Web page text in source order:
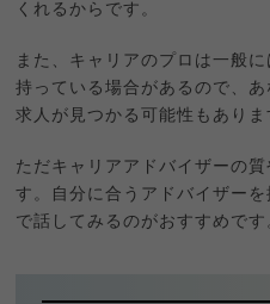
くれるからです。
また、キャリアのプロは一般
持っている場合があるので、
求人が見つかる可能性もありま
ただキャリアアドバイザーの
す。自分に合うアドバイザー
で話してみるのがおすすめです